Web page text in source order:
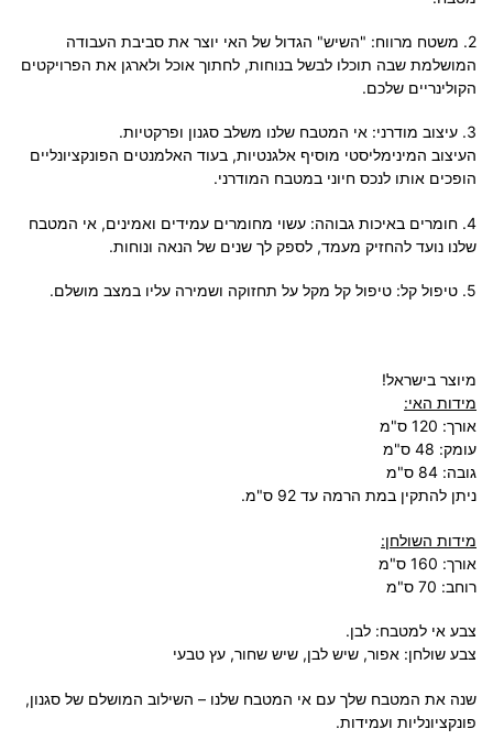
2. משטח מרווח: "השיש" הגדול של האי יוצר את סביבת העבודה
המושלמת שבה תוכלו לבשל בנוחות, לחתוך אוכל ולארגן את הפרויקטים
הקולינריים שלכם.
3. עיצוב מודרני: אי המטבח שלנו משלב סגנון ופרקטיות.
העיצוב המינימליסטי מוסיף אלגנטיות, בעוד האלמנטים הפונקציונליים
הופכים אותו לנכס חיוני במטבח המודרני.
4. חומרים באיכות גבוהה: עשוי מחומרים עמידים ואמינים, אי המטבח
שלנו נועד להחזיק מעמד, לספק לך שנים של הנאה ונוחות.
5. טיפול קל: טיפול קל מקל על תחזוקה ושמירה עליו במצב מושלם.
מיוצר בישראל!
מידות האי:
אורך: 120 ס"מ
עומק: 48 ס"מ
גובה: 84 ס"מ
ניתן להתקין במת הרמה עד 92 ס"מ.
מידות השולחן:
אורך: 160 ס"מ
רוחב: 70 ס"מ
צבע אי למטבח: לבן.
צבע שולחן: אפור, שיש לבן, שיש שחור, עץ טבעי
שנה את המטבח שלך עם אי המטבח שלנו – השילוב המושלם של סגנון,
פונקציונליות ועמידות.